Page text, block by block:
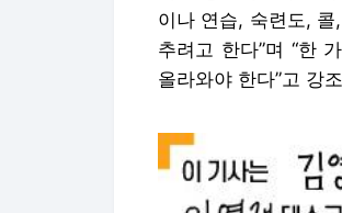
이나 연습, 숙련도,
추려고 한다”며 “한
올라와야 한다”고 강